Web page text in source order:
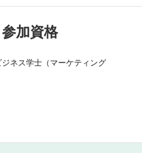
参加資格
ジネス学士（マーケティング